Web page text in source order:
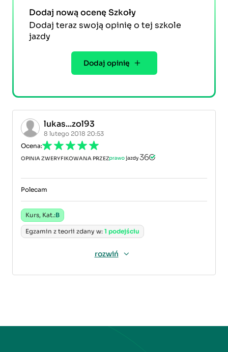
Dodaj nową ocenę Szkoły
Dodaj teraz swoją opinię o tej szkole
jazdy
Dodaj opinię
lukas...zol93
8 lutego 2018 20:53
Ocena:
OPINIA ZWERYFIKOWANA PRZEZ
Polecam
Kurs, Kat.:B
Egzamin z teorii zdany w: 1 podejściu
rozwiń